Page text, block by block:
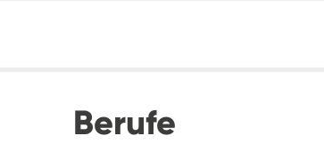
Berufe